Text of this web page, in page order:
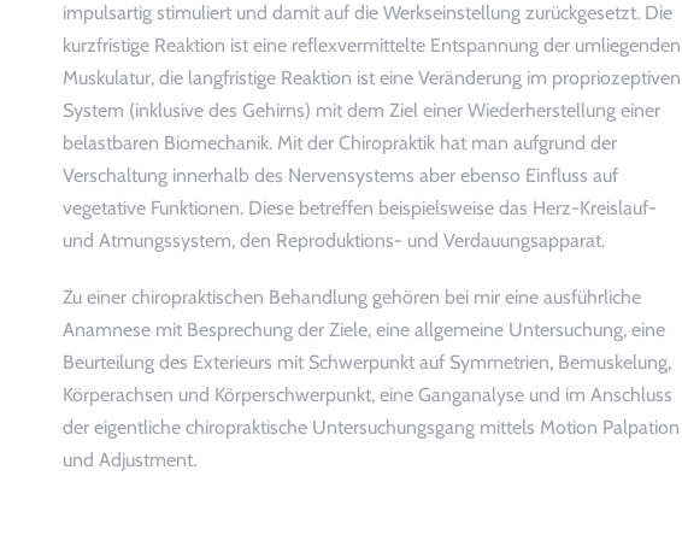
impulsartig stimuliert und damit auf die Werkseinstellung zurückgesetzt. Die
kurzfristige Reaktion ist eine reflexvermittelte Entspannung der umliegenden
Muskulatur, die langfristige Reaktion ist eine Veränderung im propriozeptiven
System (inklusive des Gehirns) mit dem Ziel einer Wiederherstellung einer
belastbaren Biomechanik. Mit der Chiropraktik hat man aufgrund der
Verschaltung innerhalb des Nervensystems aber ebenso Einfluss auf
vegetative Funktionen. Diese betreffen beispielsweise das Herz-Kreislauf-
und Atmungssystem, den Reproduktions- und Verdauungsapparat.
Zu einer chiropraktischen Behandlung gehören bei mir eine ausführliche
Anamnese mit Besprechung der Ziele, eine allgemeine Untersuchung, eine
Beurteilung des Exterieurs mit Schwerpunkt auf Symmetrien, Bemuskelung,
Körperachsen und Körperschwerpunkt, eine Ganganalyse und im Anschluss
der eigentliche chiropraktische Untersuchungsgang mittels Motion Palpation
und Adjustment.